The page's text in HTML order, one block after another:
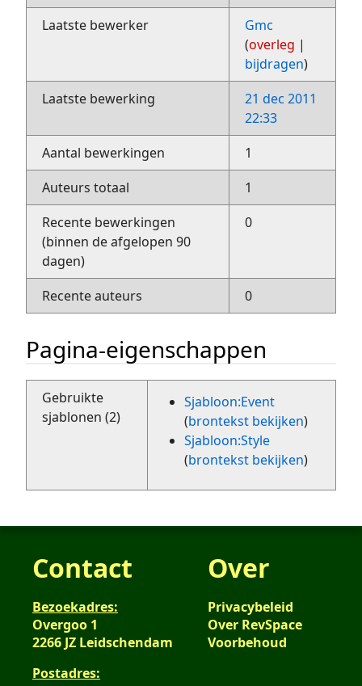
Laatste bewerker
Gmc
(overleg |
bijdragen)
Laatste bewerking
21 dec 2011
22:33
Aantal bewerkingen
1
Auteurs totaal
1
Recente bewerkingen
(binnen de afgelopen 90
dagen)
0
Recente auteurs 0
Pagina-eigenschappen
Gebruikte
sjablonen (2)
Sjabloon:Event
(brontekst bekijken)
Sjabloon:Style
(brontekst bekijken)
Contact
Bezoekadres:
Overgoo 1
2266 JZ Leidschendam
Postadres:
Over
Privacybeleid
Over RevSpace
Voorbehoud